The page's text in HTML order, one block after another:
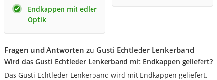
Endkappen mit edler
Optik
Fragen und Antworten zu Gusti Echtleder Lenkerband
Wird das Gusti Echtleder Lenkerband mit Endkappen geliefert?
Das Gusti Echtleder Lenkerband wird mit Endkappen geliefert.